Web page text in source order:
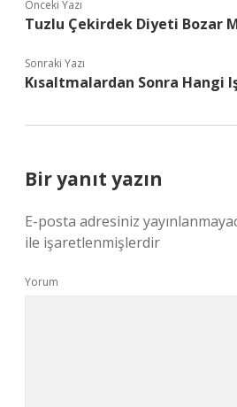
Önceki Yazı
Tuzlu Çekirdek Diyeti Bozar
Sonraki Yazı
Kısaltmalardan Sonra Hangi
Bir yanıt yazın
E-posta adresiniz
ile işaretlenmişlerdir
Yorum